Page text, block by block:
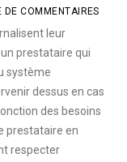
DE COMMENTAIRES
leur
prestataire qui
système
dessus en cas
des besoins
prestataire en
respecter